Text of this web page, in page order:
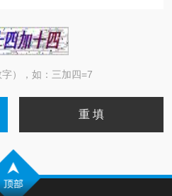
），如：三加四=7